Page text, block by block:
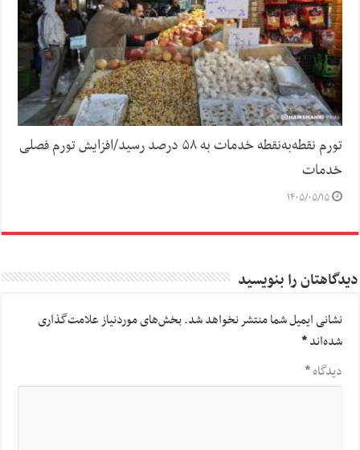
تورم نقطه‌به‌نقطه خدمات به ۵۸ درصد رسید/افزایش تورم فصلی
خدمات
۱۴۰۵/۰۵/۱۵
دیدگاهتان را بنویسید
نشانی ایمیل شما منتشر نخواهد شد.بخش‌های موردنیاز علامت‌گذاری
شده‌اند*
دیدگاه*